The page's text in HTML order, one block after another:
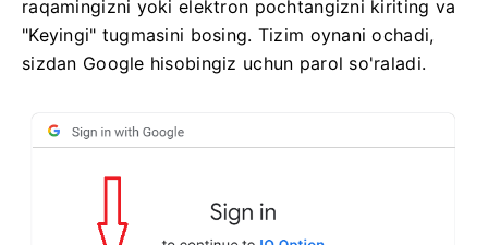
raqamingizni yoki elektron pochtangizni kiriting va
"Keyingi" tugmasini bosing. Tizim oynani ochadi,
sizdan Google hisobingiz uchun parol so'raladi.